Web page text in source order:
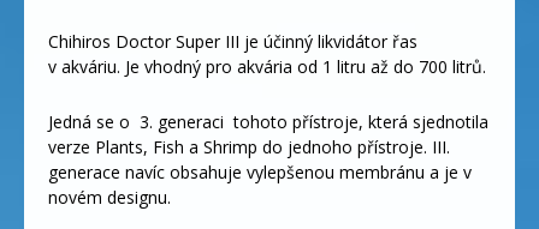
Chihiros Doctor Super III je účinný likvidátor řas
v akváriu. Je vhodný pro akvária od 1 litru až do 700 litrů.
Jedná se o 3. generaci tohoto přístroje, která sjednotila
verze Plants, Fish a Shrimp do jednoho přístroje. III.
generace navíc obsahuje vylepšenou membránu a je v
novém designu.